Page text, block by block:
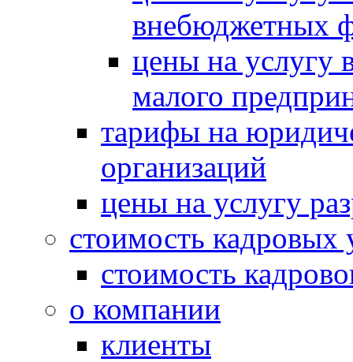
цены на услугу
малого
тарифы на
организаций
цены на услугу
стоимость кадровых
стоимость
о компании
клиенты